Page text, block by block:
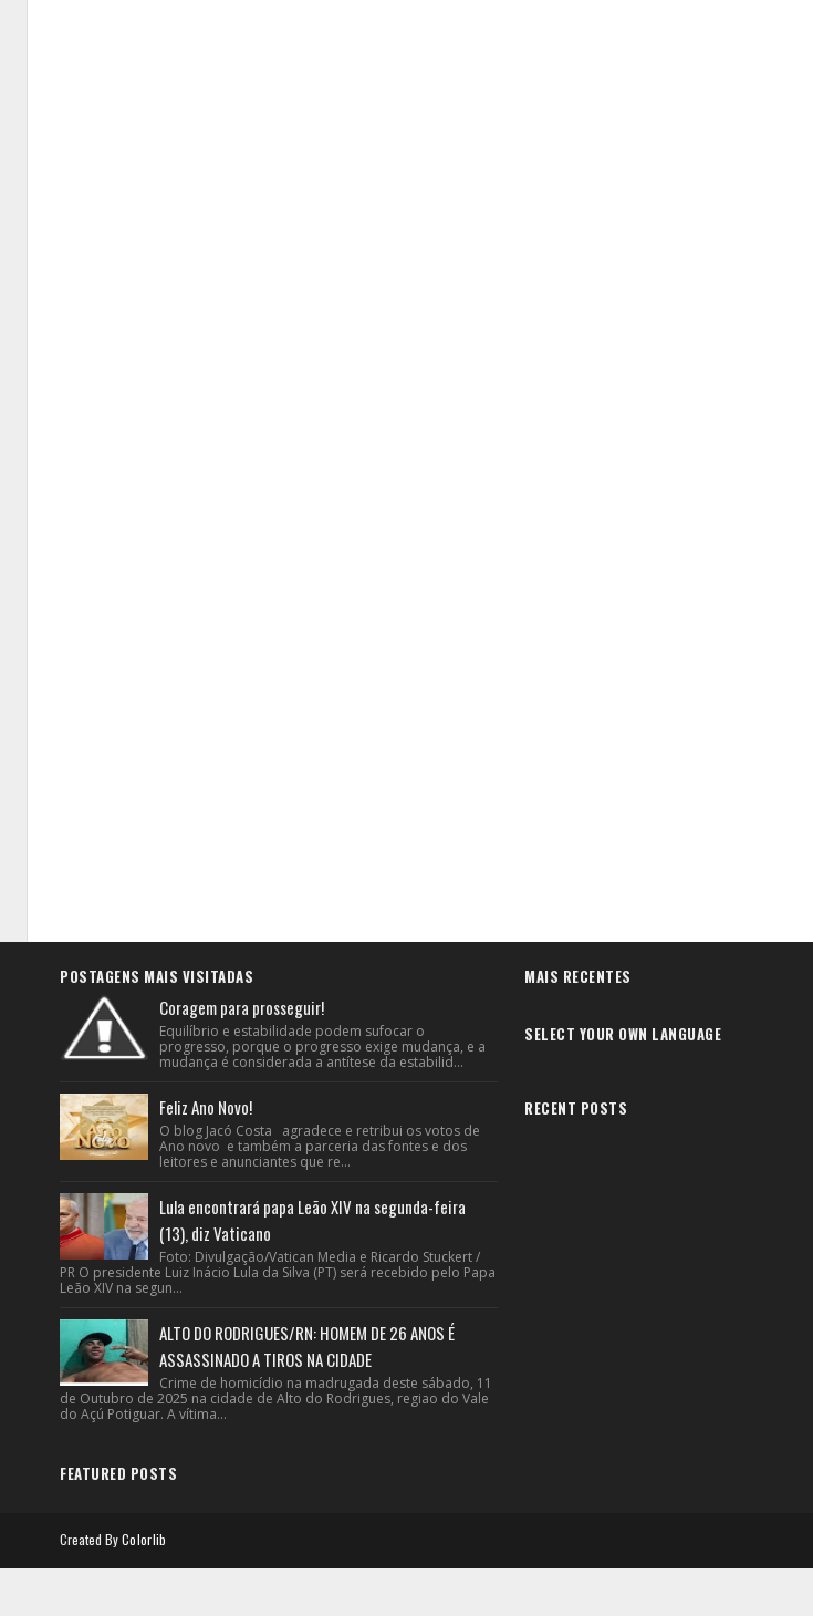
POSTAGENS MAIS VISITADAS
Coragem para prosseguir!
Equilíbrio e estabilidade podem sufocar o
progresso, porque o progresso exige mudança, e a
mudança é considerada a antítese da estabilid...
Feliz Ano Novo!
O blog Jacó Costa agradece e retribui os votos de
Ano novo e também a parceria das fontes e dos
leitores e anunciantes que re...
Lula encontrará papa Leão XIV na segunda-feira
(13), diz Vaticano
Foto: Divulgação/Vatican Media e Ricardo Stuckert /
PR O presidente Luiz Inácio Lula da Silva (PT) será recebido pelo Papa
Leão XIV na segun...
ALTO DO RODRIGUES/RN: HOMEM DE 26 ANOS É
ASSASSINADO A TIROS NA CIDADE
Crime de homicídio na madrugada deste sábado, 11
de Outubro de 2025 na cidade de Alto do Rodrigues, regiao do Vale
do Açú Potiguar. A vítima...
FEATURED POSTS
MAIS RECENTES
SELECT YOUR OWN LANGUAGE
RECENT POSTS
Created ByColorlib